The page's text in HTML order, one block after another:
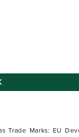
Trade Marks: EU